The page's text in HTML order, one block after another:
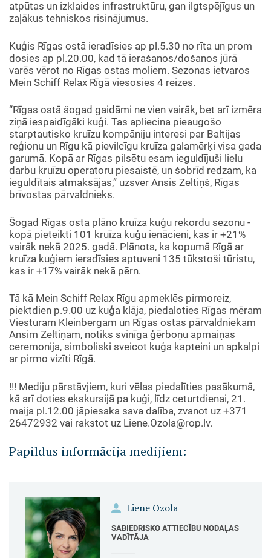
atpūtas un izklaides infrastruktūru, gan ilgtspējīgus un
zaļākus tehniskos risinājumus.
Kuģis Rīgas ostā ieradīsies ap pl.5.30 no rīta un prom
dosies ap pl.20.00, kad tā ierašanos/došanos jūrā
varēs vērot no Rīgas ostas moliem. Sezonas ietvaros
Mein Schiff Relax Rīgā viesosies 4 reizes.
“Rīgas ostā šogad gaidāmi ne vien vairāk, bet arī izmēra
ziņā iespaidīgāki kuģi. Tas apliecina pieaugošo
starptautisko kruīzu kompāniju interesi par Baltijas
reģionu un Rīgu kā pievilcīgu kruīza galamērķi visa gada
garumā. Kopā ar Rīgas pilsētu esam ieguldījuši lielu
darbu kruīzu operatoru piesaistē, un šobrīd redzam, ka
ieguldītais atmaksājas,” uzsver Ansis Zeltiņš, Rīgas
brīvostas pārvaldnieks.
Šogad Rīgas osta plāno kruīza kuģu rekordu sezonu -
kopā pieteikti 101 kruīza kuģu ienācieni, kas ir +21%
vairāk nekā 2025. gadā. Plānots, ka kopumā Rīgā ar
kruīza kuģiem ieradīsies aptuveni 135 tūkstoši tūristu,
kas ir +17% vairāk nekā pērn.
Tā kā Mein Schiff Relax Rīgu apmeklēs pirmoreiz,
piektdien p.9.00 uz kuģa klāja, piedaloties Rīgas mēram
Viesturam Kleinbergam un Rīgas ostas pārvaldniekam
Ansim Zeltiņam, notiks svinīga ģērboņu apmaiņas
ceremonija, simboliski sveicot kuģa kapteini un apkalpi
ar pirmo vizīti Rīgā.
!!! Mediju pārstāvjiem, kuri vēlas piedalīties pasākumā,
kā arī doties ekskursijā pa kuģi, līdz ceturtdienai, 21.
maija pl.12.00 jāpiesaka sava dalība, zvanot uz +371
26472932 vai rakstot uz Liene.Ozola@rop.lv.
Papildus informācija medijiem:
Liene Ozola
SABIEDRISKO ATTIECĪBU NODAĻAS
VADĪTĀJA